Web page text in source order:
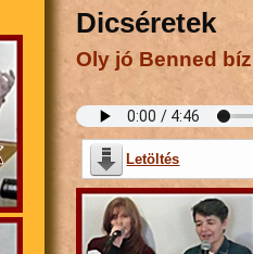
Dicséretek
Oly jó Benned
Letöltés